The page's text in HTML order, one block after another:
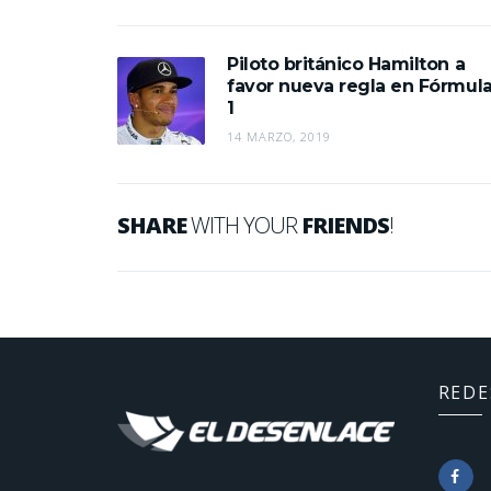
Piloto británico Hamilton a
favor nueva regla en
1
14 MARZO, 2019
SHAREWITH YOURFRIENDS!